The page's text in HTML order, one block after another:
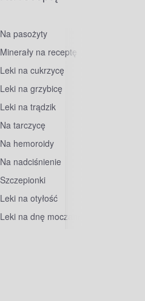
Na pasożyty
Minerały na receptę
Leki na cukrzycę
Leki na grzybicę
Leki na trądzik
Na tarczycę
Na hemoroidy
Na nadciśnienie
Szczepionki
Leki na otyłość
Leki na dnę moczanową